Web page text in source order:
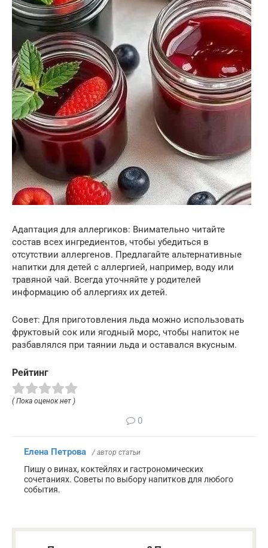
Адаптация для аллергиков: Внимательно читайте
состав всех ингредиентов, чтобы убедиться в
отсутствии аллергенов. Предлагайте альтернативные
напитки для детей с аллергией, например, воду или
травяной чай. Всегда уточняйте у родителей
информацию об аллергиях их детей.
Совет: Для приготовления льда можно использовать
фруктовый сок или ягодный морс, чтобы напиток не
разбавлялся при таянии льда и оставался вкусным.
Рейтинг
( Пока оценок нет )
0
Елена Петрова / автор статьи
Пишу о винах, коктейлях и гастрономических
сочетаниях. Советы по выбору напитков для любого
события.